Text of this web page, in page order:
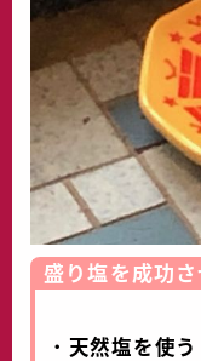
盛り塩を成功
・ 天然塩を使う